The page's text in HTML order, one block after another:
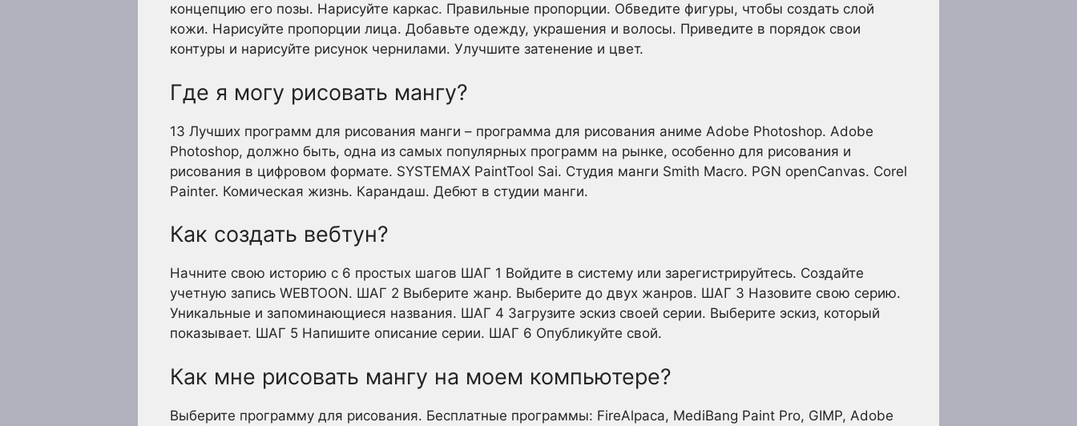
концепцию его позы. Нарисуйте каркас. Правильные пропорции. Обведите фигуры, чтобы создать слой
кожи. Нарисуйте пропорции лица. Добавьте одежду, украшения и волосы. Приведите в порядок свои
контуры и нарисуйте рисунок чернилами. Улучшите затенение и цвет.
Где я могу рисовать мангу?
13 Лучших программ для рисования манги – программа для рисования аниме Adobe Photoshop. Adobe
Photoshop, должно быть, одна из самых популярных программ на рынке, особенно для рисования и
рисования в цифровом формате. SYSTEMAX PaintTool Sai. Студия манги Smith Macro. PGN openCanvas. Corel
Painter. Комическая жизнь. Карандаш. Дебют в студии манги.
Как создать вебтун?
Начните свою историю с 6 простых шагов ШАГ 1 Войдите в систему или зарегистрируйтесь. Создайте
учетную запись WEBTOON. ШАГ 2 Выберите жанр. Выберите до двух жанров. ШАГ 3 Назовите свою серию.
Уникальные и запоминающиеся названия. ШАГ 4 Загрузите эскиз своей серии. Выберите эскиз, который
показывает. ШАГ 5 Напишите описание серии. ШАГ 6 Опубликуйте свой.
Как мне рисовать мангу на моем компьютере?
Выберите программу для рисования. Бесплатные программы: FireAlpaca, MediBang Paint Pro, GIMP, Adobe